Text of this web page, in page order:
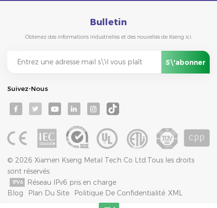
Bulletin
Obtenez des informations industrielles et des nouvelles de Kseng ici.
Suivez-Nous
© 2026 Xiamen Kseng Metal Tech Co Ltd.Tous les droits
sont réservés.
Réseau IPv6 pris en charge
Blog
Plan Du Site Politique De Confidentialité XML